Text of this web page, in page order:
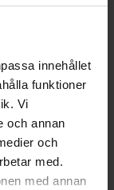
innehållet
funktioner
Vi
och annan
och
med.
med annan
Ja
Nej
Ja
Ja
Nej